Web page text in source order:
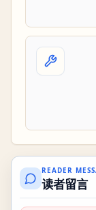
READER
读者留言